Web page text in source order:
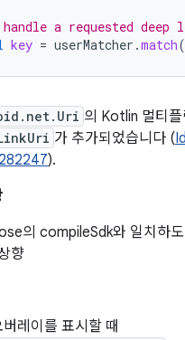
a requested
key = userMatcher .match(
의 Kotlin 멀티플
가 추가되었습니다 (
).
의 compileSdk와 일치하
향
레이를 표시할 때